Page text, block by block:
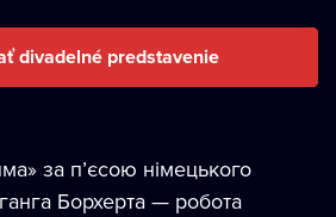
divadelné predstavenie
за п’єсою німецького
Борхерта — робота